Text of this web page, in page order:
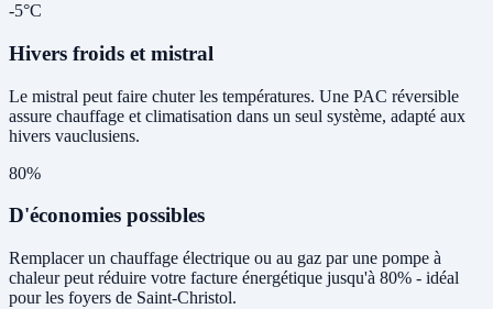
-5°C
Hivers froids et mistral
Le mistral peut faire chuter les températures. Une PAC réversible
assure chauffage et climatisation dans un seul système, adapté aux
hivers vauclusiens.
80%
D'économies possibles
Remplacer un chauffage électrique ou au gaz par une pompe à
chaleur peut réduire votre facture énergétique jusqu'à 80% - idéal
pour les foyers de Saint-Christol.